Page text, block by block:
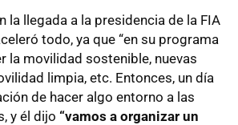
la llegada a la presidencia de la FIA
todo, ya que “en su programa
la movilidad sostenible, nuevas
limpia, etc. Entonces, un día
de hacer algo entorno a las
y él dijo “vamos a organizar un